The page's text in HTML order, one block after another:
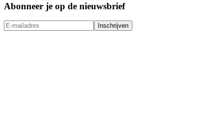
Abonneer je op de nieuwsbrief
Inschrijven